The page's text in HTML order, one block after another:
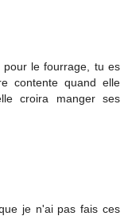
pour le fourrage, tu es
contente quand elle
croira manger ses
je n'ai pas fais ces